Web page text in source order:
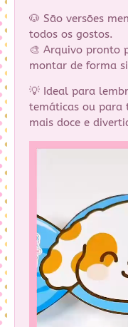
🐶 São versões
todos os gostos.
🎨 Arquivo pronto
montar de forma
💡 Ideal para
temáticas ou para
mais doce e
Tocador